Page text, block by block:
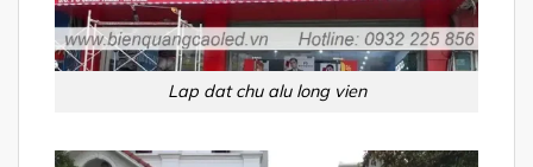
Lap dat chu alu long vien